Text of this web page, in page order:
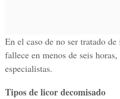
En el caso de no ser tratado
fallece en menos de seis
especialistas.
Tipos de licor decomisado